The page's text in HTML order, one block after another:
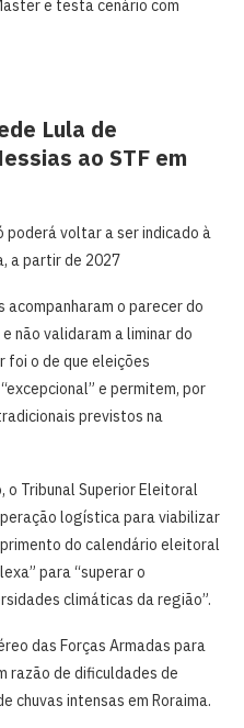
e testa cenário com
Lula de
ao STF em
poderá voltar a ser indicado à
a partir de 2027
acompanharam o parecer do
não validaram a liminar do
foi o de que eleições
e permitem, por
previstos na
o Tribunal Superior Eleitoral
logística para viabilizar
do calendário eleitoral
para “superar o
climáticas da região”.
das Forças Armadas para
razão de dificuldades de
chuvas intensas em Roraima.